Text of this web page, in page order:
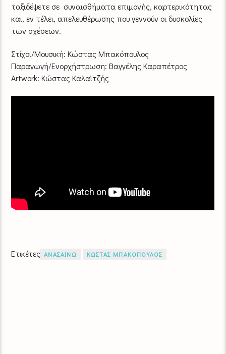
ταξιδέψετε σε συναισθήματα επιμονής, καρτερικότητας
και, εν τέλει, απελευθέρωσης που γεννούν οι δυσκολίες
των σχέσεων.
Στίχοι/Μουσική: Κώστας Μπακόπουλος
Παραγωγή/Ενορχήστρωση: Βαγγέλης Καραπέτρος
Artwork: Κώστας Καλαϊτζής
Ετικέτες ΑΝΑΣΑΙΝΩ ΚΩΣΤΑΣ ΜΠΑΚΟΠΟΥΛΟΣ